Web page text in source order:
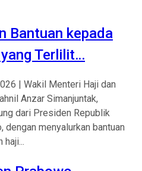
Bantuan kepada
Terlilit…
| Wakil Menteri Haji dan
Anzar Simanjuntak,
dari Presiden Republik
menyalurkan bantuan
haji...